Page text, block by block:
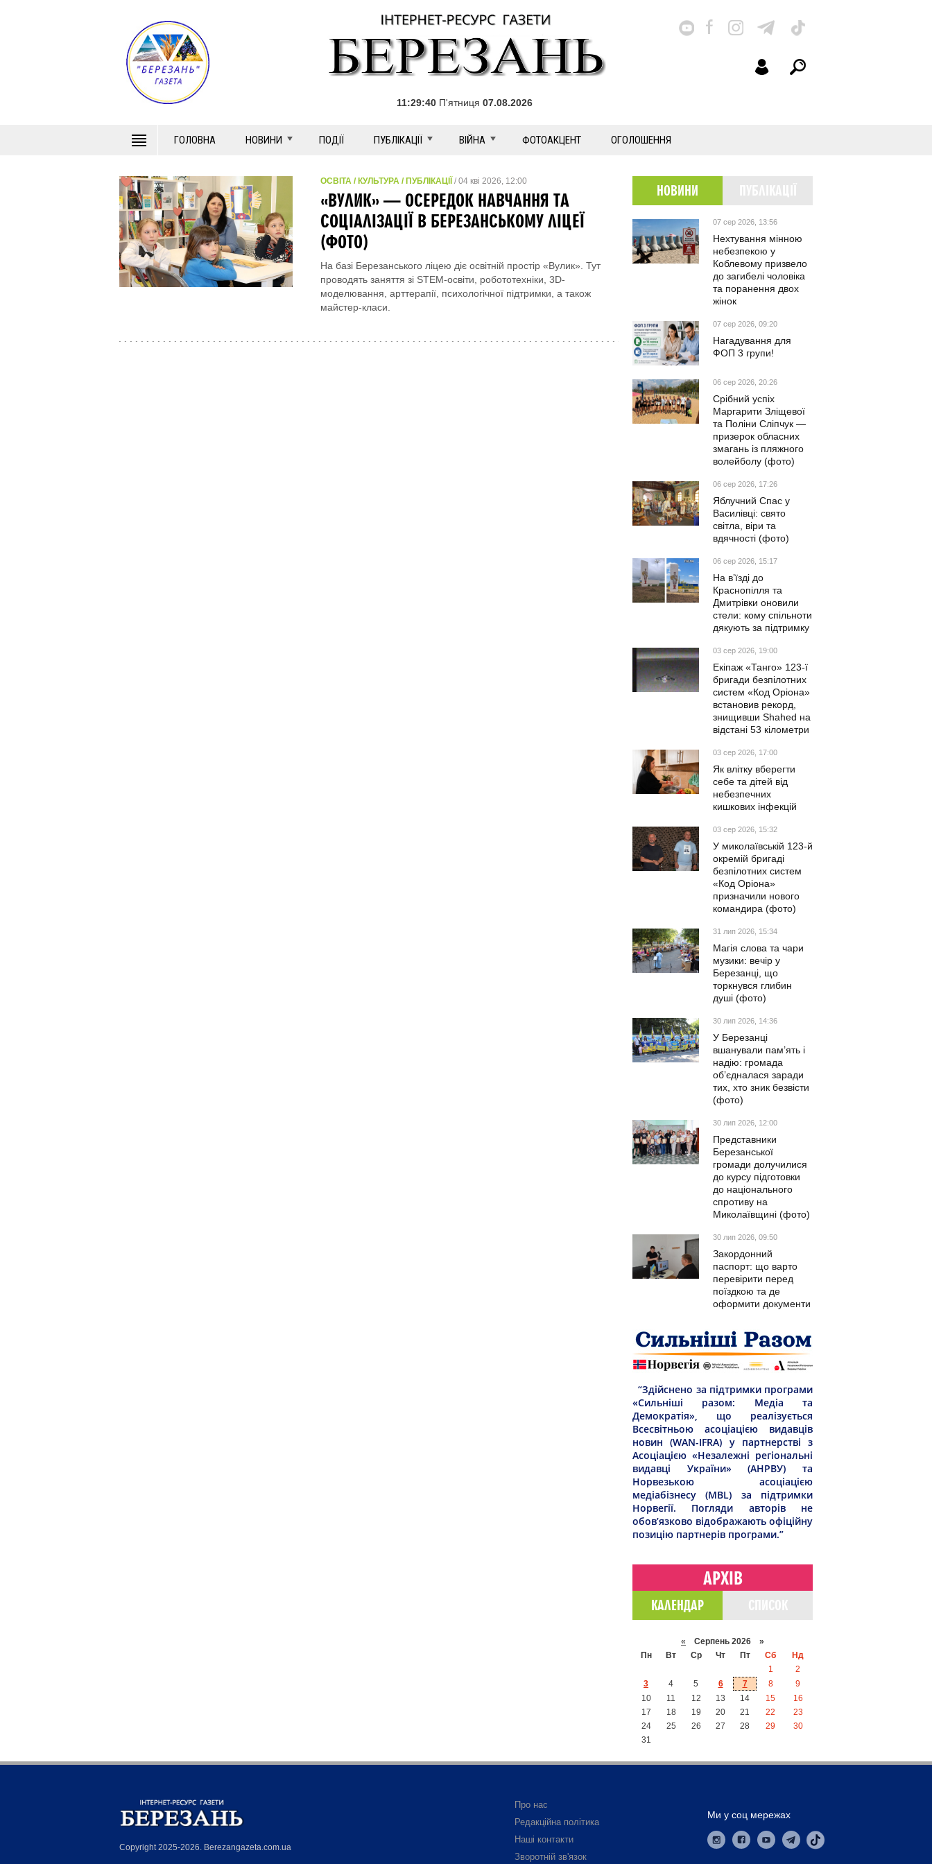
11:29:40 П'ятниця 07.08.2026
ГОЛОВНА НОВИНИ ПОДІЇ ПУБЛІКАЦІЇ ВІЙНА ФОТОАКЦЕНТ ОГОЛОШЕННЯ
ОСВІТА / КУЛЬТУРА / ПУБЛІКАЦІЇ / 04 кві 2026, 12:00
«ВУЛИК» — ОСЕРЕДОК НАВЧАННЯ ТА
СОЦІАЛІЗАЦІЇ В БЕРЕЗАНСЬКОМУ ЛІЦЕЇ
(ФОТО)
На базі Березанського ліцею діє освітній простір «Вулик». Тут
проводять заняття зі STEM-освіти, робототехніки, 3D-
моделювання, арттерапії, психологічної підтримки, а також
майстер-класи.
НОВИНИ
07 сер 2026, 13:56
Нехтування мінною
небезпекою у
Коблевому призвело
до загибелі чоловіка
та поранення двох
жінок
07 сер 2026, 09:20
Нагадування для
ФОП 3 групи!
06 сер 2026, 20:26
Срібний успіх
Маргарити Зліщевої
та Поліни Сліпчук —
призерок обласних
змагань із пляжного
волейболу (фото)
06 сер 2026, 17:26
Яблучний Спас у
Василівці: свято
світла, віри та
вдячності (фото)
06 сер 2026, 15:17
На в’їзді до
Краснопілля та
Дмитрівки оновили
стели: кому спільноти
дякують за підтримку
03 сер 2026, 19:00
Екіпаж «Танго» 123-ї
бригади безпілотних
систем «Код Оріона»
встановив рекорд,
знищивши Shahed на
відстані 53 кілометри
03 сер 2026, 17:00
Як влітку вберегти
себе та дітей від
небезпечних
кишкових інфекцій
03 сер 2026, 15:32
У миколаївській 123-й
окремій бригаді
безпілотних систем
«Код Оріона»
призначили нового
командира (фото)
31 лип 2026, 15:34
Магія слова та чари
музики: вечір у
Березанці, що
торкнувся глибин
душі (фото)
30 лип 2026, 14:36
У Березанці
вшанували пам’ять і
надію: громада
об’єдналася заради
тих, хто зник безвісти
(фото)
30 лип 2026, 12:00
Представники
Березанської
громади долучилися
до курсу підготовки
до національного
спротиву на
Миколаївщині (фото)
30 лип 2026, 09:50
Закордонний
паспорт: що варто
перевірити перед
поїздкою та де
оформити документи
“Здійснено за підтримки програми
«Сильніші разом: Медіа та
Демократія», що реалізується
Всесвітньою асоціацією видавців
новин (WAN-IFRA) у партнерстві з
Асоціацією «Незалежні регіональні
видавці України» (АНРВУ) та
Норвезькою асоціацією
медіабізнесу (MBL) за підтримки
Норвегії. Погляди авторів не
обов’язково відображають офіційну
позицію партнерів програми.”
АРХІВ
КАЛЕНДАР
« Серпень 2026 »
Пн
Вт Ср Чт Пт Сб
Нд
1
2
3
4 5 6 7 8
9
10
11 12 13 14 15
16
17
18 19 20 21 22
23
24
25 26 27 28 29
30
31
Copyright 2025-2026. Berezangazeta.com.ua
Про нас
Редакційна політика
Наші контакти
Зворотній зв'язок
Ми у соц мережах